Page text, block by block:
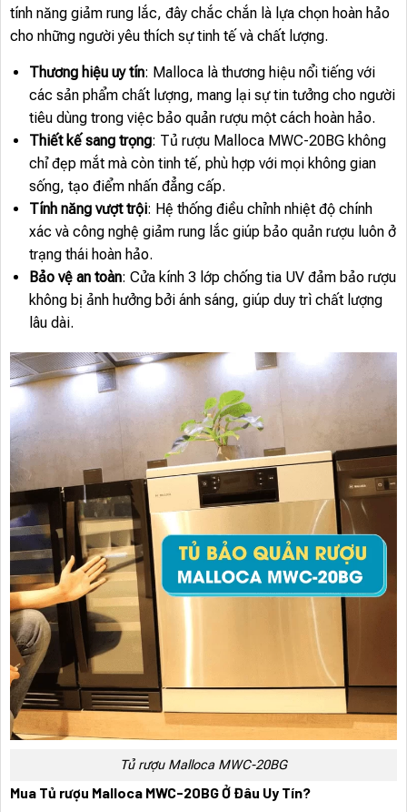
tính năng giảm rung lắc, đây chắc chắn là lựa chọn hoàn hảo
cho những người yêu thích sự tinh tế và chất lượng.
Thương hiệu uy tín: Malloca là thương hiệu nổi tiếng với
các sản phẩm chất lượng, mang lại sự tin tưởng cho người
tiêu dùng trong việc bảo quản rượu một cách hoàn hảo.
Thiết kế sang trọng: Tủ rượu Malloca MWC-20BG không
chỉ đẹp mắt mà còn tinh tế, phù hợp với mọi không gian
sống, tạo điểm nhấn đẳng cấp.
Tính năng vượt trội: Hệ thống điều chỉnh nhiệt độ chính
xác và công nghệ giảm rung lắc giúp bảo quản rượu luôn ở
trạng thái hoàn hảo.
Bảo vệ an toàn: Cửa kính 3 lớp chống tia UV đảm bảo rượu
không bị ảnh hưởng bởi ánh sáng, giúp duy trì chất lượng
lâu dài.
Tủ rượu Malloca MWC-20BG
Mua Tủ rượu Malloca MWC-20BG Ở Đâu Uy Tín?